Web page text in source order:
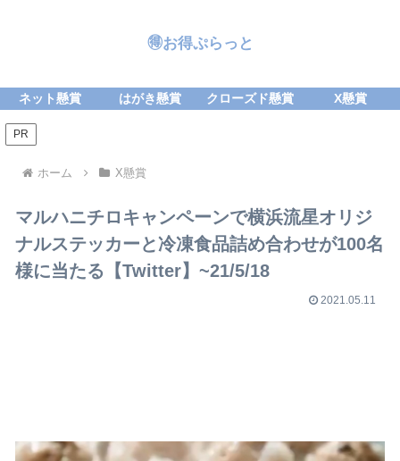
🉐お得ぷらっと
ネット懸賞 はがき懸賞 クローズド懸賞 X懸賞
PR
ホーム X懸賞
マルハニチロキャンペーンで横浜流星オリジ
ナルステッカーと冷凍食品詰め合わせが100名
様に当たる【Twitter】~21/5/18
2021.05.11